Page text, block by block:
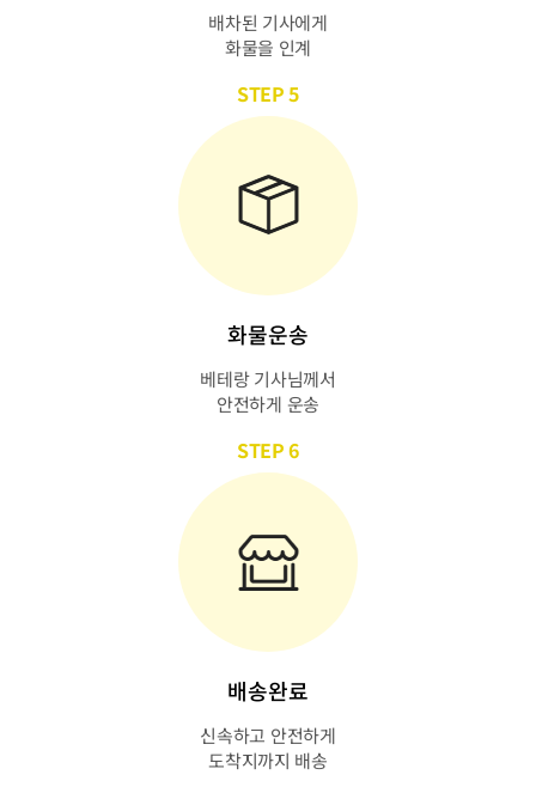
배차된 기사에게
화물을 인계
STEP 5
화물운송
베테랑 기사님께서
안전하게 운송
STEP 6
배송완료
신속하고 안전하게
도착지까지 배송